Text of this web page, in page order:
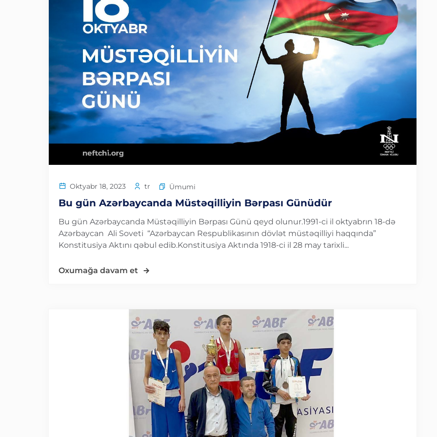
Oktyabr 18, 2023 tr Ümumi
Bu gün Azərbaycanda Müstəqilliyin Bərpası Günüdür
Bu gün Azərbaycanda Müstəqilliyin Bərpası Günü qeyd olunur.1991-ci il oktyabrın 18-də
Azərbaycan Ali Soveti “Azərbaycan Respublikasının dövlət müstəqilliyi haqqında”
Konstitusiya Aktını qəbul edib.Konstitusiya Aktında 1918-ci il 28 may tarixli...
Oxumağa davam et